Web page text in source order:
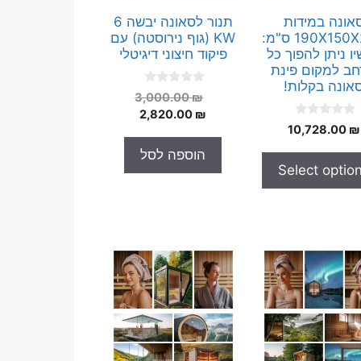
במידות
190X150X200 ס"מ:
ניתן להפוך כל
למקום פינת
בקלות!
0
o
o
5
10,728.00 ₪
Select
תנור לסאונה יבשה 6
KW (גוף נירוסטה) עם
פיקוד חיצוני דיגיטלי
0
o
u
o
f
5
3,000.00₪
המחיר
2,820.00 ₪
המחיר
הוא:הוספה לסל